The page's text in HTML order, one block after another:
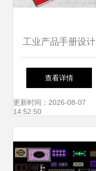
工业产品手册设计
如何通过视觉语言
彰显公司独特魅
查看详情
更新时间：2026-08-07
14:52:50